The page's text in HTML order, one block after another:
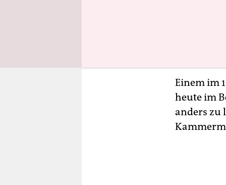
die
der
Einem im
heute im
anders zu